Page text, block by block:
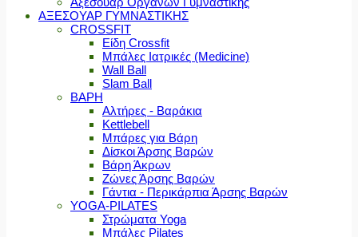
ΑΞΕΣΟΥΑΡ ΓΥΜΝΑΣΤΙΚΗΣ
CROSSFIT
Είδη Crossfit
Μπάλες Ιατρικές (Medicine)
Wall Ball
Slam Ball
ΒΑΡΗ
Αλτήρες - Βαράκια
Kettlebell
Μπάρες για Βάρη
Δίσκοι Άρσης Βαρών
Βάρη Άκρων
Ζώνες Άρσης Βαρών
Γάντια - Περικάρπια Άρσης Βαρών
YOGA-PILATES
Στρώματα Yoga
Μπάλες Pilates